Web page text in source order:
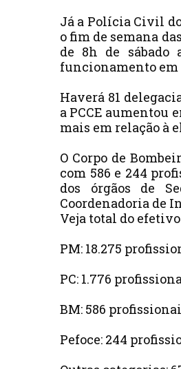
Já a Polícia Civil
o fim de semana
de 8h de sábado
funcionamento em
Haverá 81
a PCCE aumentou
mais em relação à
O Corpo de
com 586 e 244
dos órgãos de
Coordenadoria de
Veja total do
PM: 18.275
PC: 1.776
BM: 586
Pefoce: 244